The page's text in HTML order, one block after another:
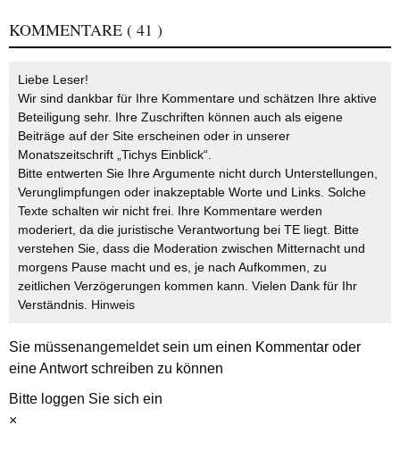
KOMMENTARE ( 41 )
Liebe Leser!
Wir sind dankbar für Ihre Kommentare und schätzen Ihre aktive
Beteiligung sehr. Ihre Zuschriften können auch als eigene
Beiträge auf der Site erscheinen oder in unserer
Monatszeitschrift „Tichys Einblick“.
Bitte entwerten Sie Ihre Argumente nicht durch Unterstellungen,
Verunglimpfungen oder inakzeptable Worte und Links. Solche
Texte schalten wir nicht frei. Ihre Kommentare werden
moderiert, da die juristische Verantwortung bei TE liegt. Bitte
verstehen Sie, dass die Moderation zwischen Mitternacht und
morgens Pause macht und es, je nach Aufkommen, zu
zeitlichen Verzögerungen kommen kann. Vielen Dank für Ihr
Verständnis. Hinweis
Sie müssenangemeldetsein um einen Kommentar oder
eine Antwort schreiben zu können
Bitte loggen Sie sich ein
×